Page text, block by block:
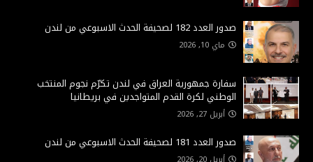
صدور العدد 182 لصحيفة الحدث الاسبوعي من لندن
ماي 10, 2026
سفارة جمهورية العراق في لندن تكرّم نجوم المنتخب
الوطني لكرة القدم المتواجدين في بريطانيا
أبريل 27, 2026
صدور العدد 181 لصحيفة الحدث الاسبوعي من لندن